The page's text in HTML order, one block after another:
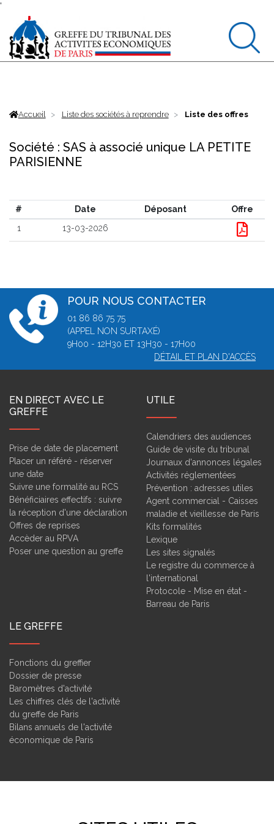
'
Accueil Liste des sociétés à reprendre Liste des offres
Société : SAS à associé unique LA PETITE
PARISIENNE
# Date Déposant
Offre
1
13-03-2026
POUR NOUS CONTACTER
01 86 86 75 75
(APPEL NON SURTAXÉ)
9H00 - 12H30 ET 13H30 - 17H00
DÉTAIL ET PLAN D'ACCÈS
EN DIRECT AVEC LE
GREFFE
Prise de date de placement
Placer un référé - réserver
une date
Suivre une formalité au RCS
Bénéficiaires effectifs : suivre
la réception d'une déclaration
Offres de reprises
Accèder au RPVA
Poser une question au greffe
UTILE
Calendriers des audiences
Guide de visite du tribunal
Journaux d'annonces légales
Activités réglementées
Prévention : adresses utiles
Agent commercial - Caisses
maladie et vieillesse de Paris
Kits formalités
Lexique
Les sites signalés
Le registre du commerce à
l'international
Protocole - Mise en état -
Barreau de Paris
LE GREFFE
Fonctions du greffier
Dossier de presse
Baromètres d'activité
Les chiffres clés de l'activité
du greffe de Paris
Bilans annuels de l'activité
économique de Paris